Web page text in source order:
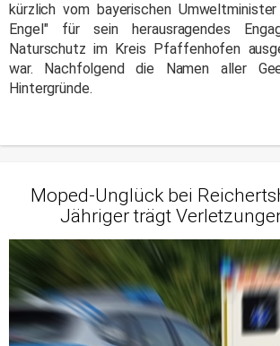
kürzlich vom bayerischen
Engel" für sein herausragendes
Naturschutz im Kreis Pfaffenhofen
war. Nachfolgend die Namen aller
Hintergründe.
Moped-Unglück bei
Jähriger trägt